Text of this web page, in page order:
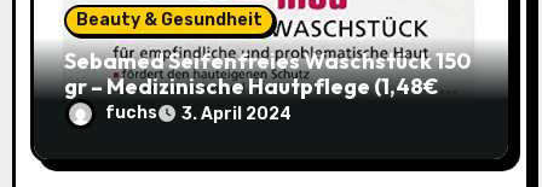
i
o
n
Beauty & Gesundheit
Sebamed Seifenfreies Waschstück 150
gr – Medizinische Hautpflege (1,48€
statt 1,99€)
fuchs 3. April 2024